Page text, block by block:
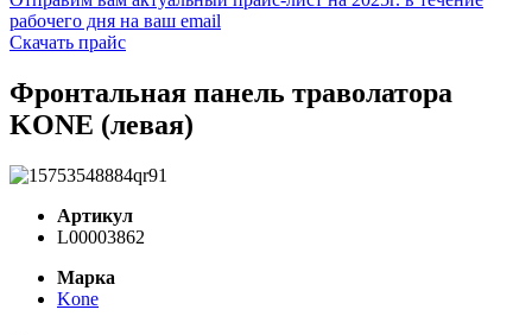
рабочего дня на ваш email
Скачать прайс
Фронтальная панель траволатора
KONE (левая)
Артикул
L00003862
Марка
Kone